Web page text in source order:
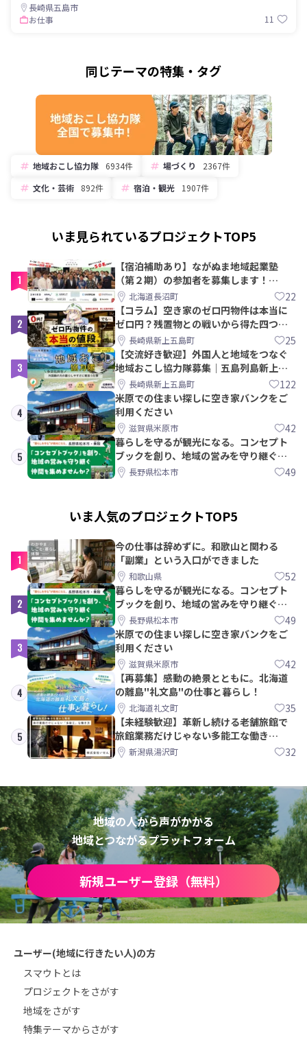
長崎県五島市
お仕事
11
同じテーマの特集・タグ
地域おこし協力隊 6934件 場づくり
2367件
文化・芸術
892件 宿泊・観光 1907件
いま見られているプロジェクトTOP5
1
【宿泊補助あり】ながぬま地域起業塾
（第２期）の参加者を募集します！
【8/21〆】
北海道長沼町 22
2
【コラム】空き家のゼロ円物件は本当に
ゼロ円？残置物との戦いから得た四つの
教訓｜新上五島町
長崎県新上五島町 25
3
【交流好き歓迎】外国人と地域をつなぐ
地域おこし協力隊募集｜五島列島新上五
島町長崎県新上五島町 122
4
米原での住まい探しに空き家バンクをご
利用ください
滋賀県米原市 42
5
暮らしを守るが観光になる。コンセプト
ブックを創り、地域の営みを守り継ぐ仲
間を集めませんか？
長野県松本市 49
いま人気のプロジェクトTOP5
1
今の仕事は辞めずに。和歌山と関わる
「副業」という入口ができました
和歌山県 52
2
暮らしを守るが観光になる。コンセプト
ブックを創り、地域の営みを守り継ぐ仲
間を集めませんか？
長野県松本市 49
3
米原での住まい探しに空き家バンクをご
利用ください
滋賀県米原市 42
4
【再募集】感動の絶景とともに。北海道
の離島"礼文島"の仕事と暮らし！
北海道礼文町 35
5
【未経験歓迎】革新し続ける老舗旅館で
旅館業務だけじゃない多能工な働き
方。 株式会社いせん
新潟県湯沢町 32
地域の人から声がかかる
地域とつながるプラットフォーム
新規ユーザー登録（無料）
ユーザー(地域に行きたい人)の方
スマウトとは
プロジェクトをさがす
地域をさがす
特集テーマからさがす